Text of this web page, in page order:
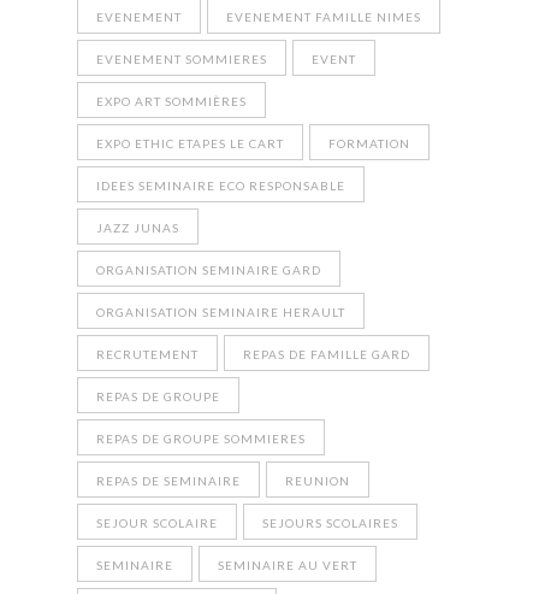
EVENEMENT EVENEMENT FAMILLE NIMES
EVENEMENT SOMMIERES EVENT
EXPO ART SOMMIÈRES
EXPO ETHIC ETAPES LE CART FORMATION
IDEES SEMINAIRE ECO RESPONSABLE
JAZZ JUNAS
ORGANISATION SEMINAIRE GARD
ORGANISATION SEMINAIRE HERAULT
RECRUTEMENT REPAS DE FAMILLE GARD
REPAS DE GROUPE
REPAS DE GROUPE SOMMIERES
REPAS DE SEMINAIRE REUNION
SEJOUR SCOLAIRE SEJOURS SCOLAIRES
SEMINAIRE SEMINAIRE AU VERT